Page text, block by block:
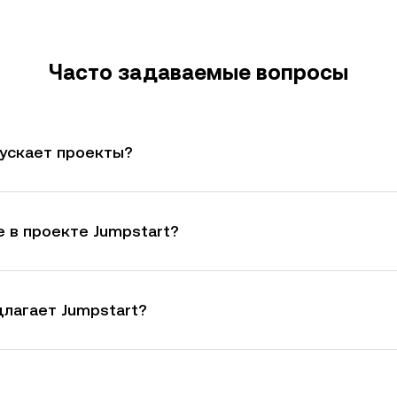
Часто задаваемые вопросы
проекты?
в проекте Jumpstart?
Jumpstart?